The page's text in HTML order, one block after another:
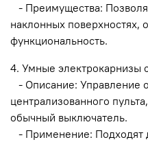
- Преимущества:
наклонных поверхностях,
функциональность.
4. Умные электрокарнизы
- Описание: Управление
централизованного
обычный выключатель.
- Применение: Подходят